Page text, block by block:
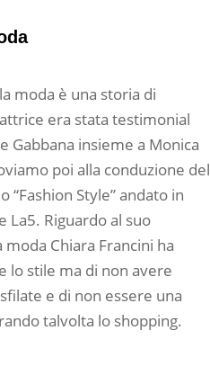
moda è una storia di
era stata testimonial
Gabbana insieme a Monica
poi alla conduzione del
Style” andato in
La5. Riguardo al suo
Chiara Francini ha
lo stile ma di non avere
e di non essere una
talvolta lo shopping.